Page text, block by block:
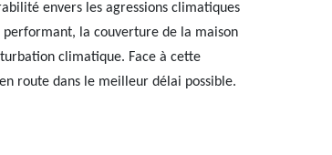
envers les agressions climatiques
la couverture de la maison
climatique. Face à cette
route dans le meilleur délai possible.